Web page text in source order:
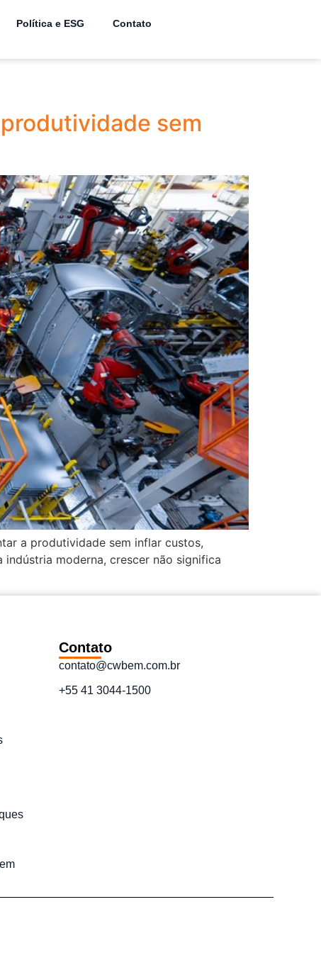
Política e ESG Contato
sem
a produtividade sem inflar custos,
indústria moderna, crescer não significa
Contato
contato@cwbem.com.br
+55 41 3044-1500